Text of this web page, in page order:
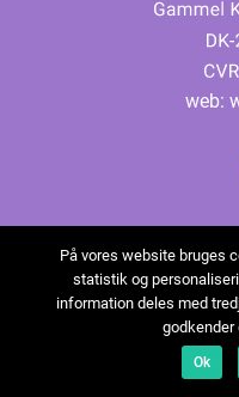
web:
På vores website bruges
statistik og
information deles med
Ok